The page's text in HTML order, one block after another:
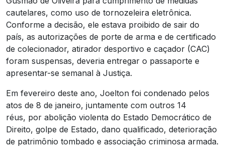
cautelares, como uso de tornozeleira eletrônica.
Conforme a decisão, ele estava proibido de sair do
país, as autorizações de porte de arma e de certificado
de colecionador, atirador desportivo e caçador (CAC)
foram suspensas, deveria entregar o passaporte e
apresentar-se semanal à Justiça.
Em fevereiro deste ano, Joelton foi condenado pelos
atos de 8 de janeiro, juntamente com outros 14
réus, por abolição violenta do Estado Democrático de
Direito, golpe de Estado, dano qualificado, deterioração
de patrimônio tombado e associação criminosa armada.